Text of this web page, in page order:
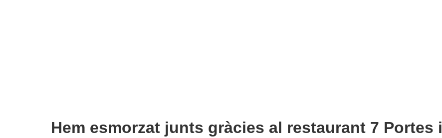
Hem esmorzat junts gràcies al restaurant 7 Portes i